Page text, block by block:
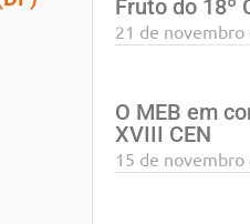
Fruto do 18º
21 de novembro
O MEB em
XVIII CEN
15 de novembro